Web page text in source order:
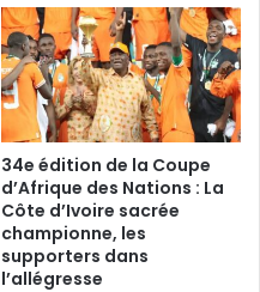
34e édition de la Coupe
d’Afrique des Nations : La
Côte d’Ivoire sacrée
championne, les
supporters dans
l’allégresse